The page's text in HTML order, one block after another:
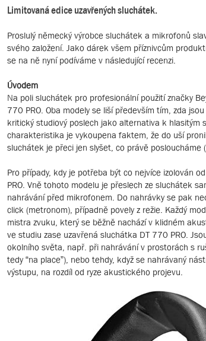
Limitovaná edice uzavřených sluchátek.
Proslulý německý výrobce sluchátek a mikrofonů
svého založení. Jako dárek všem příznivcům
se na ně nyní podíváme v následující recenzi.
Úvodem
Na poli sluchátek pro profesionální použití značky
770 PRO. Oba modely se liší především tím, zda
kritický studiový poslech jako alternativa k hlasitým
charakteristika je vykoupena faktem, že do uší
sluchátek je přeci jen slyšet, co právě posloucháme
Pro případy, kdy je potřeba být co nejvíce izolován
PRO. Vně tohoto modelu je přeslech ze sluchátek
nahrávání před mikrofonem. Do nahrávky se pak
click (metronom), případně povely z režie. Každý
mistra zvuku, který se běžně nachází v klidném
ve studiu zase uzavřená sluchátka DT 770 PRO.
okolního světa, např. při nahrávání v prostorách s
tedy “na place”), nebo tehdy, když se nahrávaný
výstupu, na rozdíl od ryze akustického projevu.